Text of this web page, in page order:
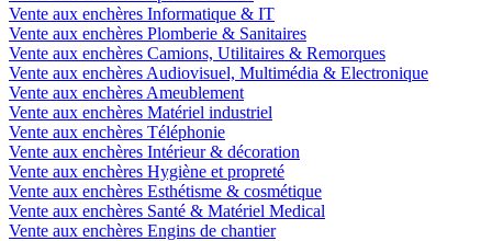
Vente aux enchères Informatique & IT
Vente aux enchères Plomberie & Sanitaires
Vente aux enchères Camions, Utilitaires & Remorques
Vente aux enchères Audiovisuel, Multimédia & Electronique
Vente aux enchères Ameublement
Vente aux enchères Matériel industriel
Vente aux enchères Téléphonie
Vente aux enchères Intérieur & décoration
Vente aux enchères Hygiène et propreté
Vente aux enchères Esthétisme & cosmétique
Vente aux enchères Santé & Matériel Medical
Vente aux enchères Engins de chantier